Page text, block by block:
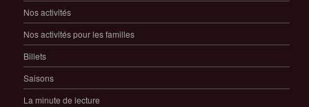
Nos activités
Nos activités pour les familles
Billets
Saisons
La minute de lecture